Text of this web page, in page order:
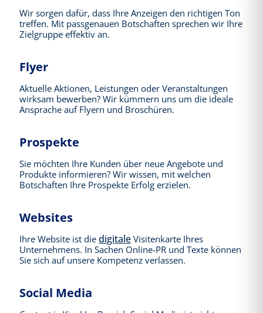
Wir sorgen dafür, dass Ihre Anzeigen den richtigen Ton
treffen. Mit passgenauen Botschaften sprechen wir Ihre
Zielgruppe effektiv an.
Flyer
Aktuelle Aktionen, Leistungen oder Veranstaltungen
wirksam bewerben? Wir kümmern uns um die ideale
Ansprache auf Flyern und Broschüren.
Prospekte
Sie möchten Ihre Kunden über neue Angebote und
Produkte informieren? Wir wissen, mit welchen
Botschaften Ihre Prospekte Erfolg erzielen.
Websites
Ihre Website ist die digitale Visitenkarte Ihres
Unternehmens. In Sachen Online-PR und Texte können
Sie sich auf unsere Kompetenz verlassen.
Social Media